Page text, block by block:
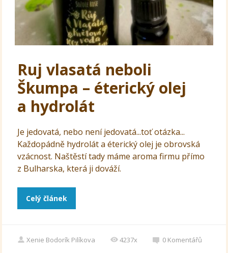
Ruj vlasatá neboli
Škumpa – éterický olej
a hydrolát
Je jedovatá, nebo není jedovatá...toť otázka...
Každopádně hydrolát a éterický olej je obrovská
vzácnost. Naštěstí tady máme aroma firmu přímo
z Bulharska, která ji dováží.
Celý článek
Xenie Bodorík Pilíkova 4237x 0 Komentářů